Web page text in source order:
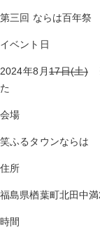
第三回 ならは百年祭
イベント日
2024年8月17日(土)
た
会場
笑ふるタウンならは
住所
福島県楢葉町北田中
時間